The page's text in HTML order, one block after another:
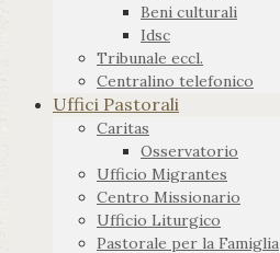
Beni culturali
Idsc
Tribunale eccl.
Centralino telefonico
Uffici Pastorali
Caritas
Osservatorio
Ufficio Migrantes
Centro Missionario
Ufficio Liturgico
Pastorale per la Famiglia